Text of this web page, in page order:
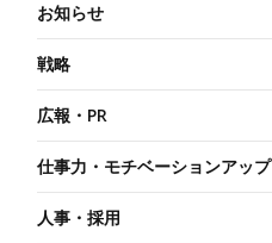
お知らせ
戦略
広報・PR
仕事力・モチベーションアップ
人事・採用